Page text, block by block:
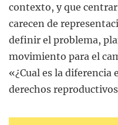
contexto, y que centrar
carecen de
definir el problema,
movimiento para el
«¿Cual es la
derechos